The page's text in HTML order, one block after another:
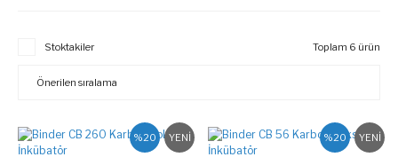
Stoktakiler Toplam 6 ürün
%20 YENİ %20 YENİ